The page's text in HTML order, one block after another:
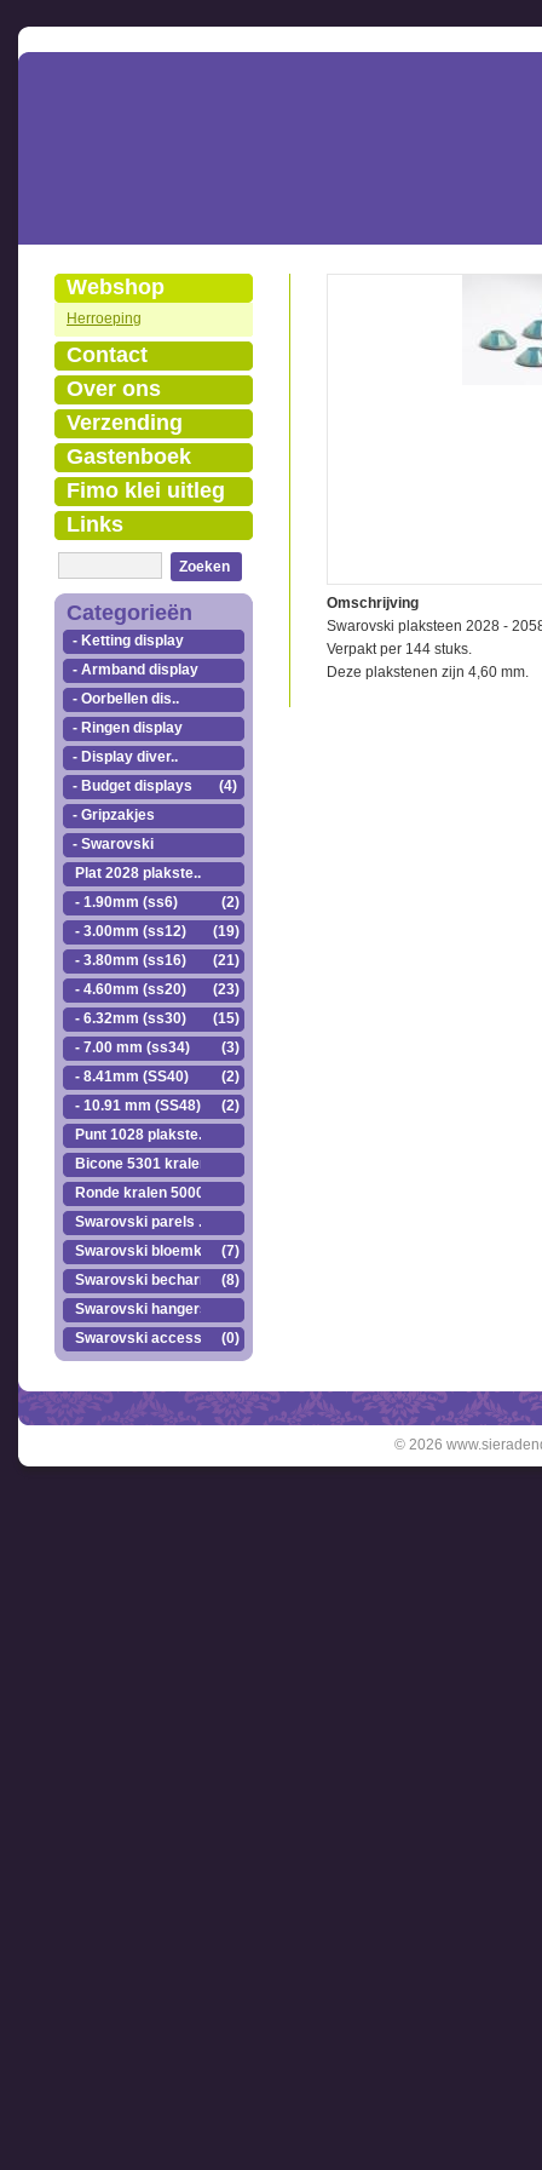
Webshop
Herroeping
Contact
Over ons
Verzending
Gastenboek
Fimo klei uitleg
Links
Zoeken
Categorieën
- Ketting display
- Armband display
- Oorbellen dis..
- Ringen display
- Display diver..
- Budget displays
(4)
- Gripzakjes
- Swarovski
Plat 2028 plakste..
- 1.90mm (ss6)
(2)
- 3.00mm (ss12)
(19)
- 3.80mm (ss16)
(21)
- 4.60mm (ss20)
(23)
- 6.32mm (ss30)
(15)
- 7.00 mm (ss34)
(3)
- 8.41mm (SS40)
(2)
- 10.91 mm (SS48)
(2)
Punt 1028 plakste..
Bicone 5301 kralen.
Ronde kralen 5000
Swarovski parels ..
Swarovski bloemkr..
(7)
Swarovski becharmed(8)
Swarovski hangers
Swarovski accesso..
(0)
Omschrijving
Swarovski plaksteen 2028 -
Verpakt per 144 stuks.
Deze plakstenen zijn 4,60 mm.
© 2026